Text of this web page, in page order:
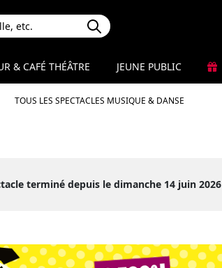
TOUS LES SPECTACLES MUSIQUE & DANSE
& CAFÉ THÉÂTRE JEUNE PUBLIC
terminé depuis le dimanche 14 juin 2026